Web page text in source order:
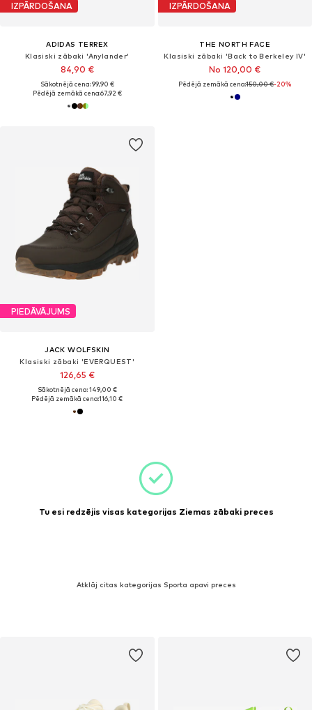
IZPĀRDOŠANA
ADIDAS TERREX
Klasiski zābaki 'Anylander'
84,90 €
Sākotnējā cena: 99,90 €
Pēdējā zemākā cena:67,92 €
IZPĀRDOŠANA
THE NORTH FACE
Klasiski zābaki 'Back to Berkeley IV'
No 120,00 €
Pēdējā zemākā cena:150,00 €-20%
PIEDĀVĀJUMS
JACK WOLFSKIN
Klasiski zābaki 'EVERQUEST'
126,65 €
Sākotnējā cena: 149,00 €
Pēdējā zemākā cena:116,10 €
Tu esi redzējis visas kategorijas Ziemas zābaki preces
Atklāj citas kategorijas Sporta apavi preces